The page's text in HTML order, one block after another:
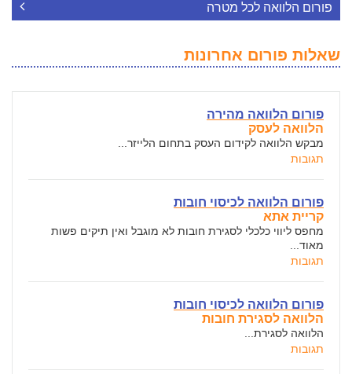
פורום הלוואה לכל מטרה
שאלות פורום אחרונות
פורום הלוואה מהירה
הלוואה לעסק
מבקש הלוואה לקידום העסק בתחום הלייזר...
תגובות
פורום הלוואה לכיסוי חובות
קריית אתא
מחפס ליווי כלכלי לסגירת חובות לא מוגבל ואין תיקים פשות
מאוד...
תגובות
פורום הלוואה לכיסוי חובות
הלוואה לסגירת חובות
הלוואה לסגירת...
תגובות